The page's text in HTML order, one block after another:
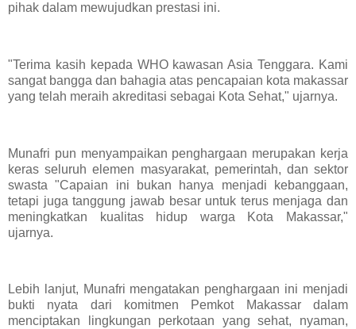
pihak dalam mewujudkan prestasi ini.
"Terima kasih kepada WHO kawasan Asia Tenggara. Kami
sangat bangga dan bahagia atas pencapaian kota makassar
yang telah meraih akreditasi sebagai Kota Sehat," ujarnya.
Munafri pun menyampaikan penghargaan merupakan kerja
keras seluruh elemen masyarakat, pemerintah, dan sektor
swasta "Capaian ini bukan hanya menjadi kebanggaan,
tetapi juga tanggung jawab besar untuk terus menjaga dan
meningkatkan kualitas hidup warga Kota Makassar,"
ujarnya.
Lebih lanjut, Munafri mengatakan penghargaan ini menjadi
bukti nyata dari komitmen Pemkot Makassar dalam
menciptakan lingkungan perkotaan yang sehat, nyaman,